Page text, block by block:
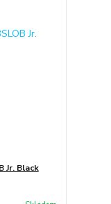
Jr. Black